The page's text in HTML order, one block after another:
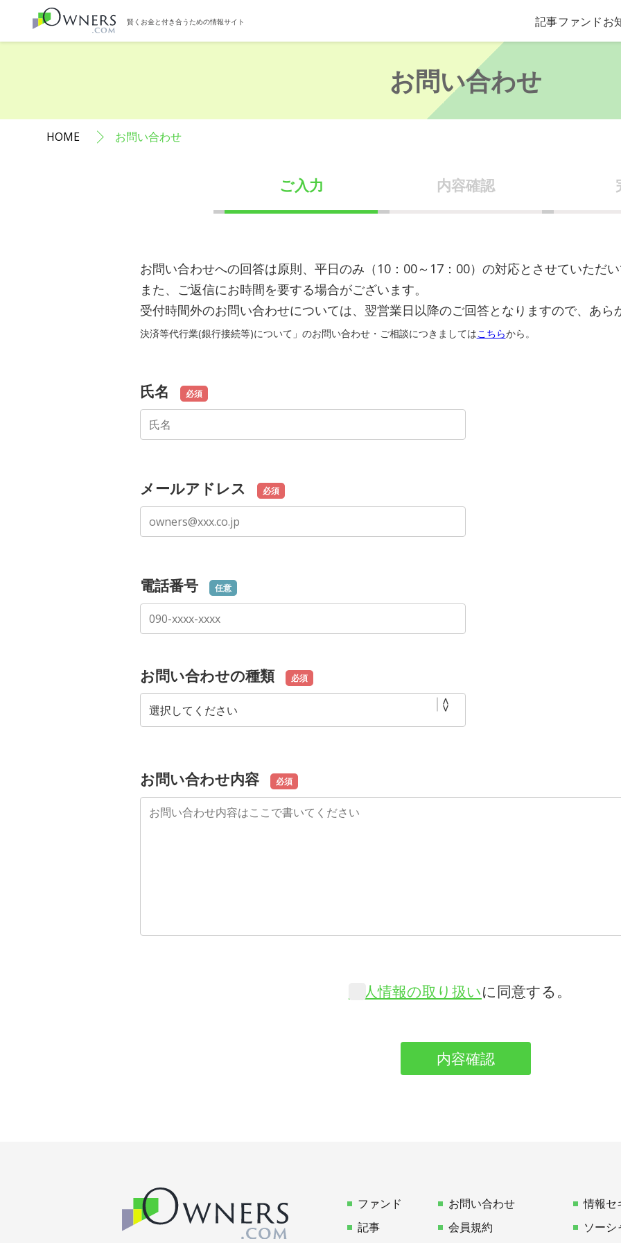
賢くお金と付き合うための情報サイト 記事ファンドお
お問い合わせ
HOME お問い合わせ
ご入力 内容確認
お問い合わせへの回答は原則、平日のみ（10：00～17：00）の対応とさせていただ
また、ご返信にお時間を要する場合がございます。
受付時間外のお問い合わせについては、翌営業日以降のご回答となりますので、あら
決済等代行業(銀行接続等)について」のお問い合わせ・ご相談につきましてはこちらから。
氏名 必須
メールアドレス 必須
電話番号 任意
お問い合わせの種類 必須
お問い合わせ内容 必須
個人情報の取り扱いに同意する。
ファンド
記事
お問い合わせ
会員規約
情報セ
ソー